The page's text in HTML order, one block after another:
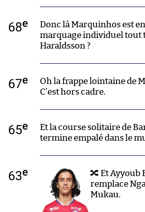
68e
Donc là Marquinhos est en
marquage individuel tout
Haraldsson ?
67e
Oh la frappe lointaine de
C'est hors cadre.
65e
Et la course solitaire de
termine empalé dans le
63e
🔀 Et Ayyoub
remplace
Mukau.